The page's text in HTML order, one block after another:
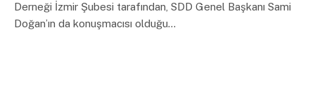
Derneği İzmir Şubesi tarafından, SDD Genel Başkanı Sami
Doğan’ın da konuşmacısı olduğu…